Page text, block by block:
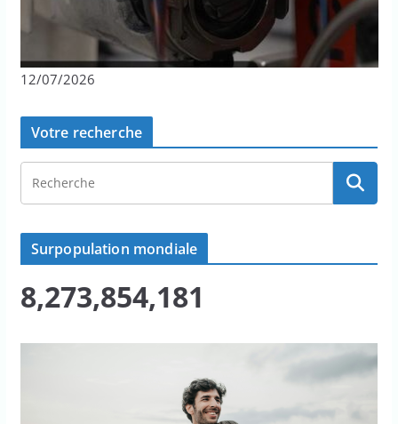
12/07/2026
Votre recherche
Surpopulation mondiale
8,273,854,186